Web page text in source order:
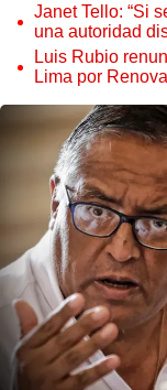
Janet Tello: “Si
una autoridad
judicial”
Luis Rubio
Lima por